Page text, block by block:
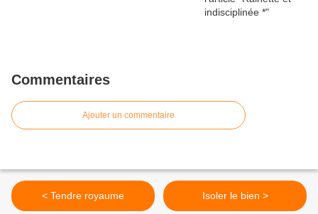
Commentaires
Ajouter un commentaire
< Tendre royaume Isoler le bien >